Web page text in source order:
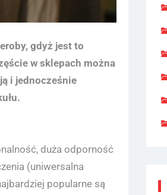
gdyż jest to
w sklepach można
i jednocześnie
duża odporność
(uniwersalna
popularne są